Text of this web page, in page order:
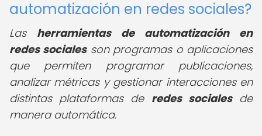
automatización en redes sociales?
Las herramientas de automatización en
redes socialesson programas o aplicaciones
que permiten programar publicaciones,
analizar métricas y gestionar interacciones en
distintas plataformas de redes socialesde
manera automática.